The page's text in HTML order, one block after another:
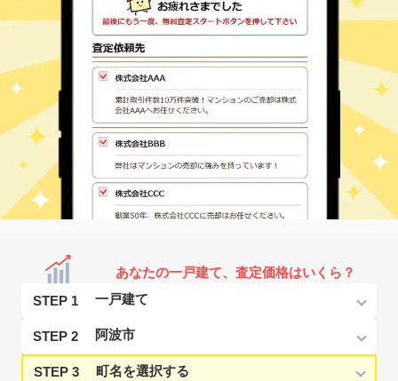
あなたの一戸建て、査定価格はいくら？
STEP 1
STEP 2
STEP 3